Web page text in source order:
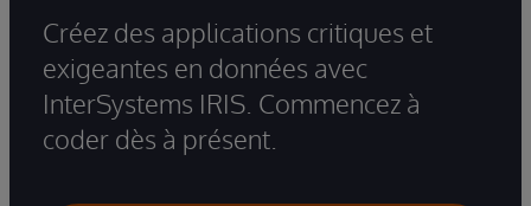
Créez des applications critiques et
exigeantes en données avec
InterSystems IRIS. Commencez à
coder dès à présent.